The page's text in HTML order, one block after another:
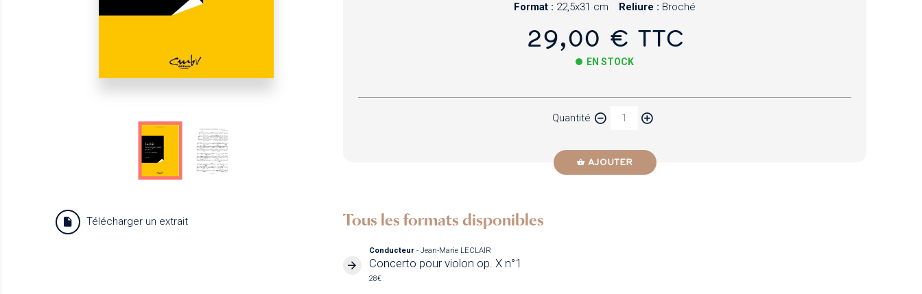
Télécharger un extrait
Format : 22,5x31 cm Reliure : Broché
29,00 € TTC
EN STOCK
Quantité
AJOUTER
Tous les formats disponibles
Conducteur- Jean-Marie LECLAIR
Concerto pour violon op. X n°1
28€